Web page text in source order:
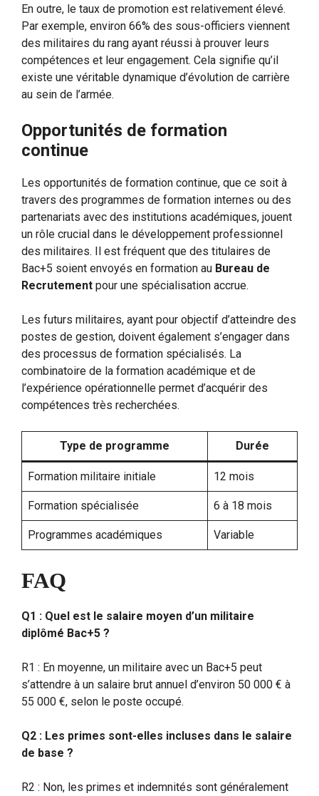
En outre, le taux de promotion est relativement élevé.
Par exemple, environ 66% des sous-officiers viennent
des militaires du rang ayant réussi à prouver leurs
compétences et leur engagement. Cela signifie qu’il
existe une véritable dynamique d’évolution de carrière
au sein de l’armée.
Opportunités de formation
continue
Les opportunités de formation continue, que ce soit à
travers des programmes de formation internes ou des
partenariats avec des institutions académiques, jouent
un rôle crucial dans le développement professionnel
des militaires. Il est fréquent que des titulaires de
Bac+5 soient envoyés en formation au Bureau de
Recrutement pour une spécialisation accrue.
Les futurs militaires, ayant pour objectif d’atteindre des
postes de gestion, doivent également s’engager dans
des processus de formation spécialisés. La
combinatoire de la formation académique et de
l’expérience opérationnelle permet d’acquérir des
compétences très recherchées.
Type de programme Durée
Formation militaire initiale 12 mois
Formation spécialisée 6 à 18 mois
Programmes académiques Variable
FAQ
Q1 : Quel est le salaire moyen d’un militaire
diplômé Bac+5 ?
R1 : En moyenne, un militaire avec un Bac+5 peut
s’attendre à un salaire brut annuel d’environ 50 000 € à
55 000 €, selon le poste occupé.
Q2 : Les primes sont-elles incluses dans le salaire
de base ?
R2 : Non, les primes et indemnités sont généralement